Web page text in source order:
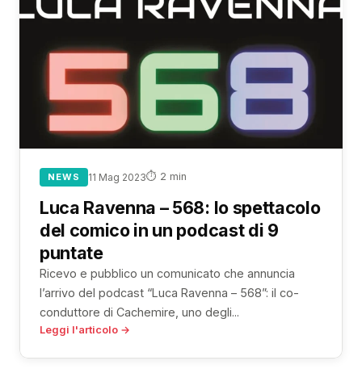
NEWS 11 Mag 2023⏱ 2 min
Luca Ravenna – 568: lo spettacolo
del comico in un podcast di 9
puntate
Ricevo e pubblico un comunicato che annuncia
l’arrivo del podcast “Luca Ravenna – 568”: il co-
conduttore di Cachemire, uno degli...
Leggi l'articolo →